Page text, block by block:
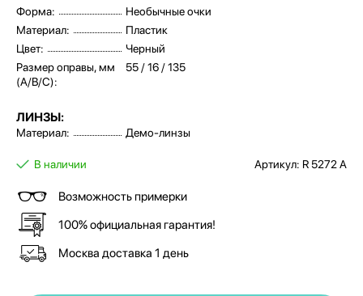
Форма:
Необычные очки
Материал:
Пластик
Цвет:
Черный
Размер оправы, мм
(A/B/C):
55 / 16 / 135
ЛИНЗЫ:
Материал: Демо-линзы
В наличии Артикул: R 5272 A
Возможность примерки
100% официальная гарантия!
Москва доставка 1 день